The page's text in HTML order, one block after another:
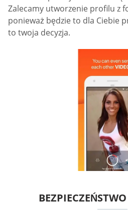
Zalecamy utworzenie profilu z
ponieważ będzie to dla Ciebie
to twoja decyzja.